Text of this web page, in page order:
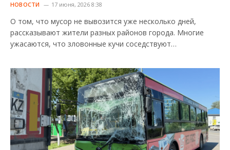
НОВОСТИ 17 июня, 2026 8:38
О том, что мусор не вывозится уже несколько дней,
рассказывают жители разных районов города. Многие
ужасаются, что зловонные кучи соседствуют…